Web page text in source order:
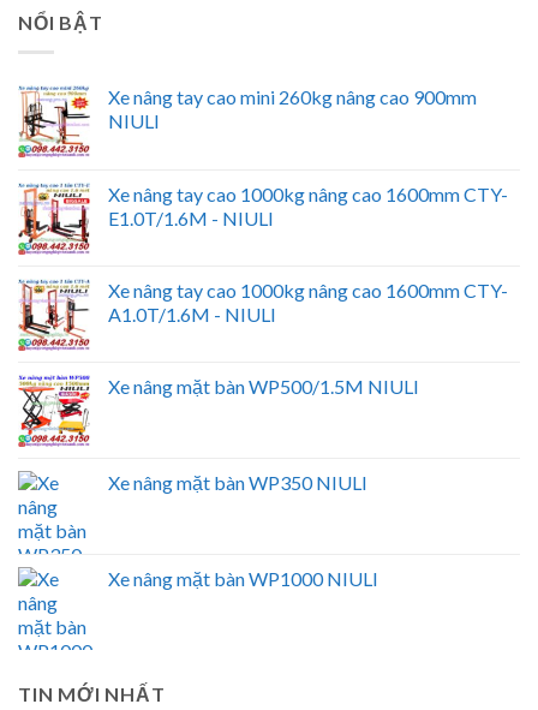
NỔI BẬT
Xe nâng tay cao mini 260kg nâng cao 900mm
NIULI
Xe nâng tay cao 1000kg nâng cao 1600mm CTY-
E1.0T/1.6M - NIULI
Xe nâng tay cao 1000kg nâng cao 1600mm CTY-
A1.0T/1.6M - NIULI
Xe nâng mặt bàn WP500/1.5M NIULI
Xe nâng mặt bàn WP350 NIULI
Xe nâng mặt bàn WP1000 NIULI
TIN MỚI NHẤT